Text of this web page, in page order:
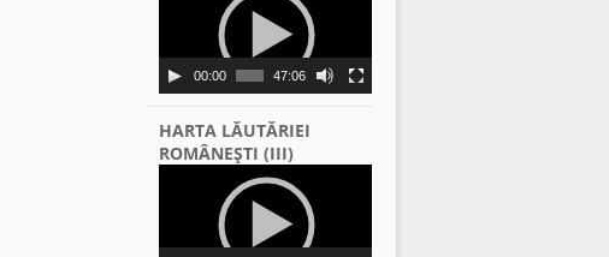
00:00 47:06
HARTA LĂUTĂRIEI
ROMÂNEŞTI (III)